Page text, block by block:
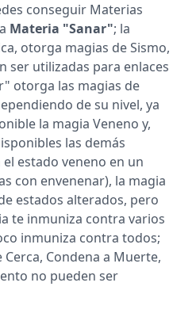
conseguir Materias
Materia "Sanar"; la
otorga magias de Sismo,
ser utilizadas para enlaces
otorga las magias de
de su nivel, ya
la magia Veneno y,
las demás
estado veneno en un
con envenenar), la magia
estados alterados, pero
te inmuniza contra varios
inmuniza contra todos;
Condena a Muerte,
no pueden ser